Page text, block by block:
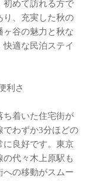
初めて訪れる方で
り、充実した秋の
ヶ谷の魅力と秋な
快適な民泊ステイ
利さ
ち着いた住宅街が
でわずか3分ほどの
に良好です。東京
の代々木上原駅も
への移動がスムー